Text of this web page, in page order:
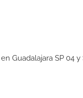
Guadalajara SP 04